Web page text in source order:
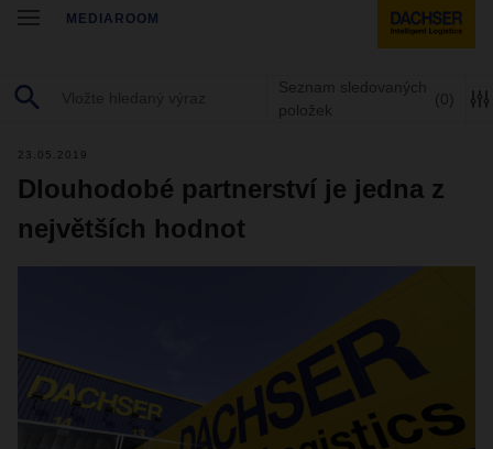
MEDIAROOM
Seznam sledovaných
položek
(0)
23.05.2019
Dlouhodobé partnerství je jedna z
největších hodnot